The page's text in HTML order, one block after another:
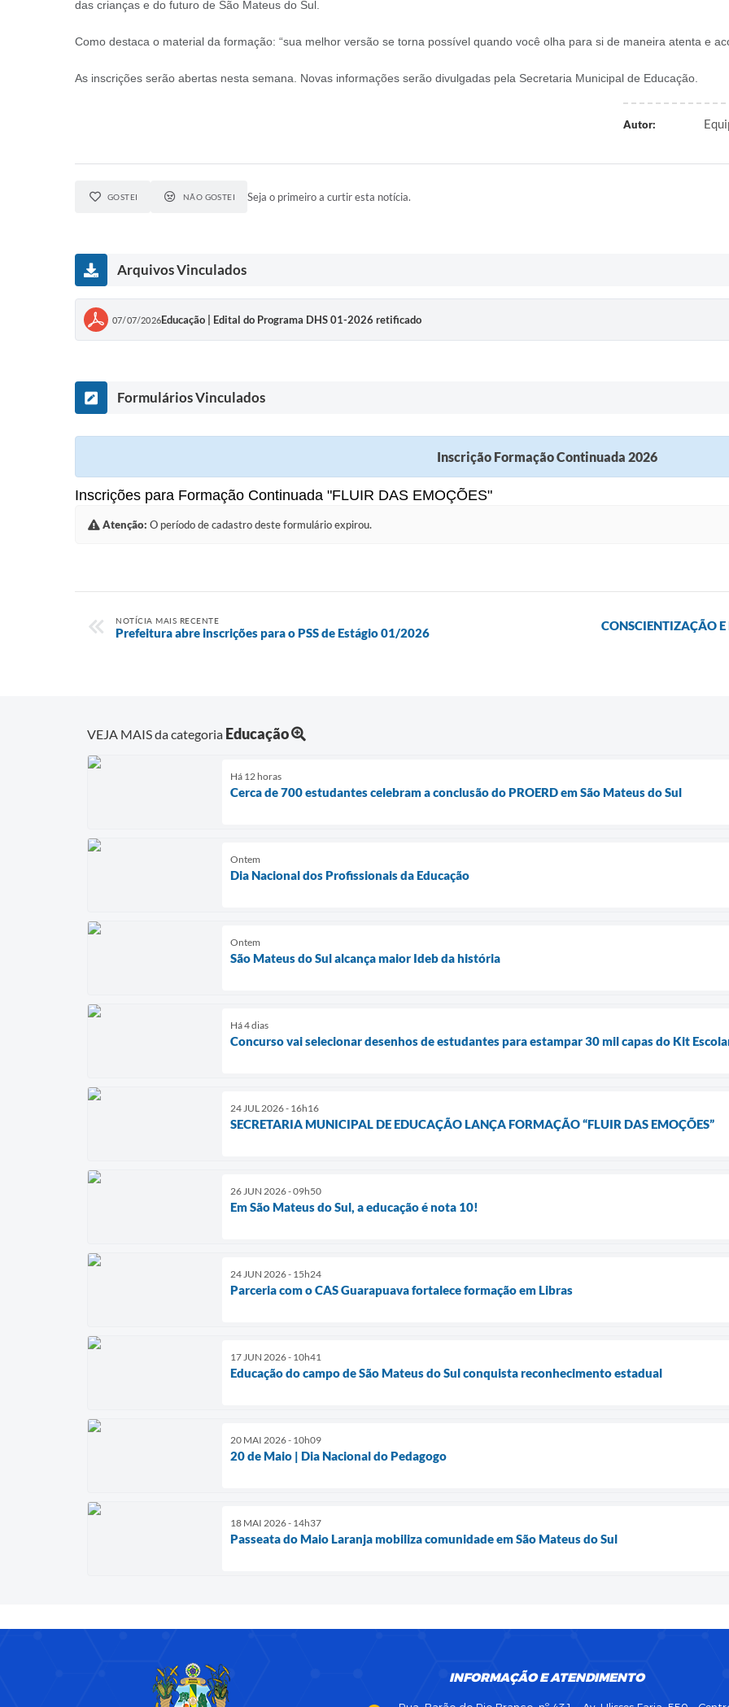
das crianças e do futuro de São Mateus do Sul.
Como destaca o material da formação: “sua melhor versão se torna possível quando você olha para si de maneira atenta e
As inscrições serão abertas nesta semana. Novas informações serão divulgadas pela Secretaria Municipal de Educação.
Autor:
GOSTEI NÃO GOSTEI Seja o primeiro a curtir esta notícia.
Arquivos Vinculados
07/07/2026Educação | Edital do Programa DHS 01-2026 retificado
Formulários Vinculados
Inscrição Formação Continuada 2026
Inscrições para Formação Continuada "FLUIR DAS EMOÇÕES"
Atenção: O período de cadastro deste formulário expirou.
NOTÍCIA MAIS RECENTE
Prefeitura abre inscrições para o PSS de Estágio 01/2026
CONSCIENTIZAÇÃO
VEJA MAIS da categoria Educação
Há 12 horas
Cerca de 700 estudantes celebram a conclusão do PROERD em São Mateus do Sul
Ontem
Dia Nacional dos Profissionais da Educação
Ontem
São Mateus do Sul alcança maior Ideb da história
Há 4 dias
Concurso vai selecionar desenhos de estudantes para estampar 30 mil capas do Kit
24 JUL 2026 - 16h16
SECRETARIA MUNICIPAL DE EDUCAÇÃO LANÇA FORMAÇÃO “FLUIR DAS EMOÇÕES”
26 JUN 2026 - 09h50
Em São Mateus do Sul, a educação é nota 10!
24 JUN 2026 - 15h24
Parceria com o CAS Guarapuava fortalece formação em Libras
17 JUN 2026 - 10h41
Educação do campo de São Mateus do Sul conquista reconhecimento estadual
20 MAI 2026 - 10h09
20 de Maio | Dia Nacional do Pedagogo
18 MAI 2026 - 14h37
Passeata do Maio Laranja mobiliza comunidade em São Mateus do Sul
INFORMAÇÃO E ATENDIMENTO